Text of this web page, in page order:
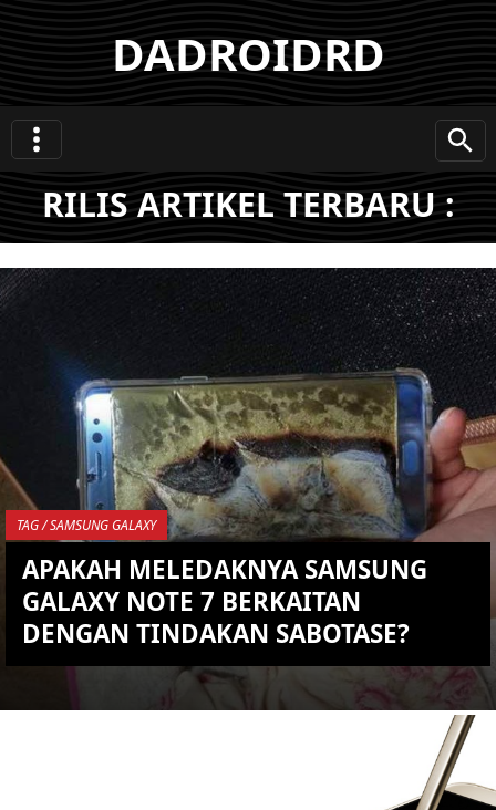
DADROIDRD
RILIS ARTIKEL TERBARU :
TAG / SAMSUNG GALAXY
APAKAH MELEDAKNYA SAMSUNG
GALAXY NOTE 7 BERKAITAN
DENGAN TINDAKAN SABOTASE?